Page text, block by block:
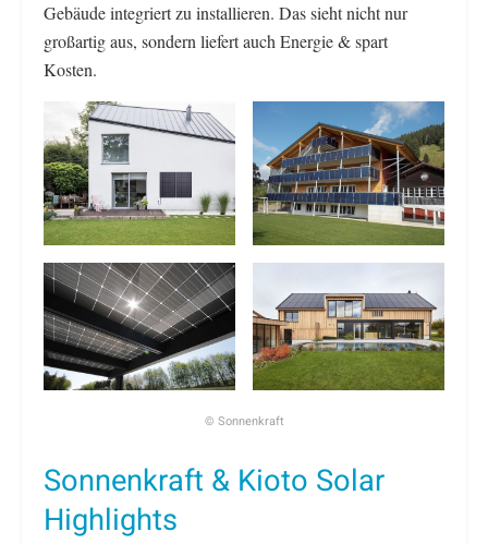
Gebäude integriert zu installieren. Das sieht nicht nur
großartig aus, sondern liefert auch Energie & spart
Kosten.
© Sonnenkraft
Sonnenkraft & Kioto Solar
Highlights